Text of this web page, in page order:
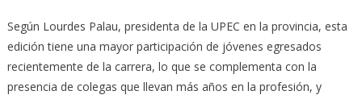
Según Lourdes Palau, presidenta de la UPEC en la provincia, esta
edición tiene una mayor participación de jóvenes egresados
recientemente de la carrera, lo que se complementa con la
presencia de colegas que llevan más años en la profesión, y